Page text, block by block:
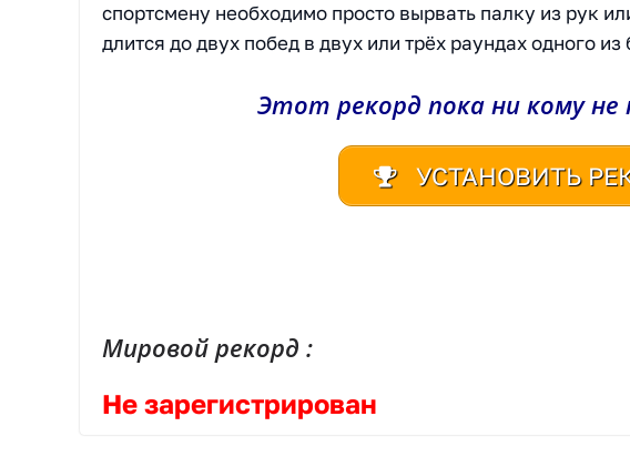
спортсмену необходимо просто вырвать палку из рук
длится до двух побед в двух или трёх раундах одного из
Этот рекорд пока ни кому
УСТАНОВИТЬ
Мировой рекорд :
Не зарегистрирован